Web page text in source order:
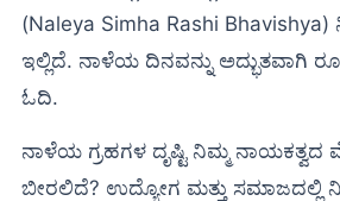
(Naleya Simha Rashi
ಇಲ್ಲಿದೆ. ನಾಳೆಯ ದಿನವನ್ನು ಅದ್ಭುತವಾಗಿ
ಓದಿ.
ನಾಳೆಯ ಗ್ರಹಗಳ ದೃಷ್ಟಿ ನಿಮ್ಮ
ಬೀರಲಿದೆ? ಉದ್ಯೋಗ ಮತ್ತು ಸಮಾಜದಲ್ಲಿ